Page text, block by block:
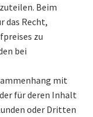
Beim
das Recht,
zu
bei
mit
für deren Inhalt
oder Dritten